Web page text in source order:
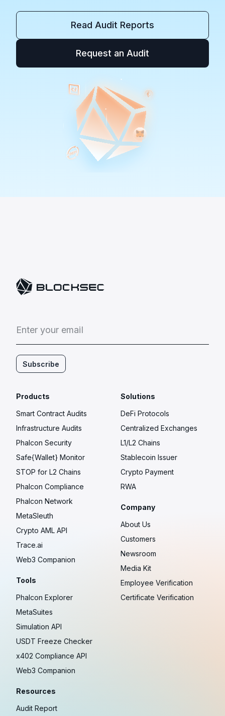
Read Audit Reports
Request an Audit
Enter your email
Subscribe
Products
Smart Contract Audits
Infrastructure Audits
Phalcon Security
Safe{Wallet} Monitor
STOP for L2 Chains
Phalcon Compliance
Phalcon Network
MetaSleuth
Crypto AML API
Trace.ai
Web3 Companion
Tools
Phalcon Explorer
MetaSuites
Simulation API
USDT Freeze Checker
x402 Compliance API
Web3 Companion
Resources
Audit Report
Solutions
DeFi Protocols
Centralized Exchanges
L1/L2 Chains
Stablecoin Issuer
Crypto Payment
RWA
Company
About Us
Customers
Newsroom
Media Kit
Employee Verification
Certificate Verification